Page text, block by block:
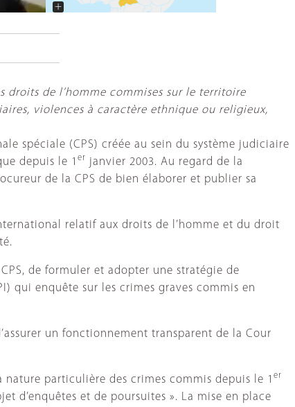
+
droits de l’homme commises sur le territoire
violences à caractère ethnique ou religieux,
spéciale (CPS) créée au sein du système judiciaire
depuis le 1 er janvier 2003. Au regard de la
de la CPS de bien élaborer et publier sa
relatif aux droits de l’homme et du droit
de formuler et adopter une stratégie de
qui enquête sur les crimes graves commis en
un fonctionnement transparent de la Cour
particulière des crimes commis depuis le 1 er
d’enquêtes et de poursuites ». La mise en place